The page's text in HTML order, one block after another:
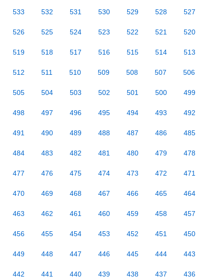
533 532 531 530 529 528 527
526 525 524 523 522 521 520
519 518 517 516 515 514 513
512 511 510 509 508 507 506
505 504 503 502 501 500 499
498 497 496 495 494 493 492
491 490 489 488 487 486 485
484 483 482 481 480 479 478
477 476 475 474 473 472 471
470 469 468 467 466 465 464
463 462 461 460 459 458 457
456 455 454 453 452 451 450
449 448 447 446 445 444 443
442 441 440 439 438 437 436